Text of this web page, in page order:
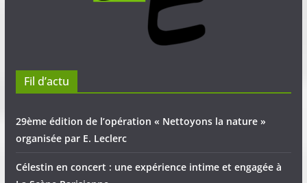
Fil d’actu
29ème édition de l’opération « Nettoyons la nature »
organisée par E. Leclerc
Célestin en concert : une expérience intime et engagée à